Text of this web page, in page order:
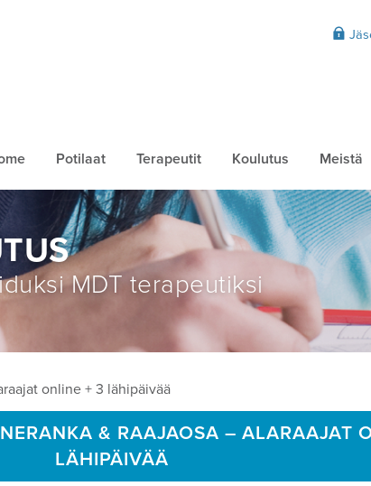
Potilaat Terapeutit Koulutus Meistä
MDT terapeutiksi
online + 3 lähipäivää
& RAAJAOSA – ALARAAJAT
LÄHIPÄIVÄÄ